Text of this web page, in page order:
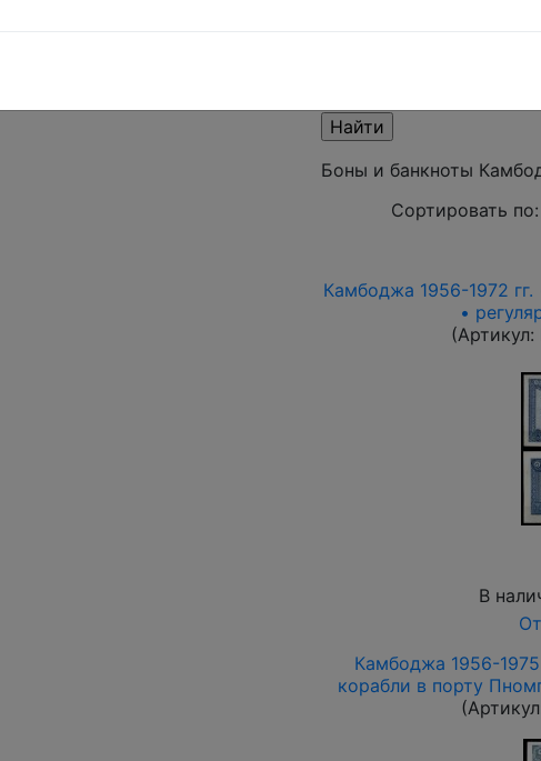
Поиск в категории -
Боны и банкноты
Сортировать по:
Камбоджа 1956-1972
•
(Артикул:
В
Камбоджа 1956-1975
корабли в порту